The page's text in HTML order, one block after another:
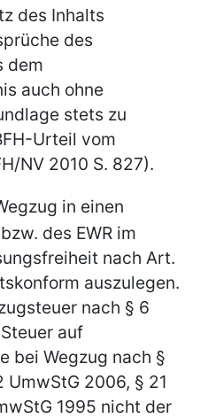
des Inhalts
des
dem
auch ohne
stets zu
Urteil vom
NV 2010 S. 827).
in einen
des EWR im
nach Art.
auszulegen.
nach § 6
auf
bei Wegzug nach §
UmwStG 2006, § 21
1995 nicht der